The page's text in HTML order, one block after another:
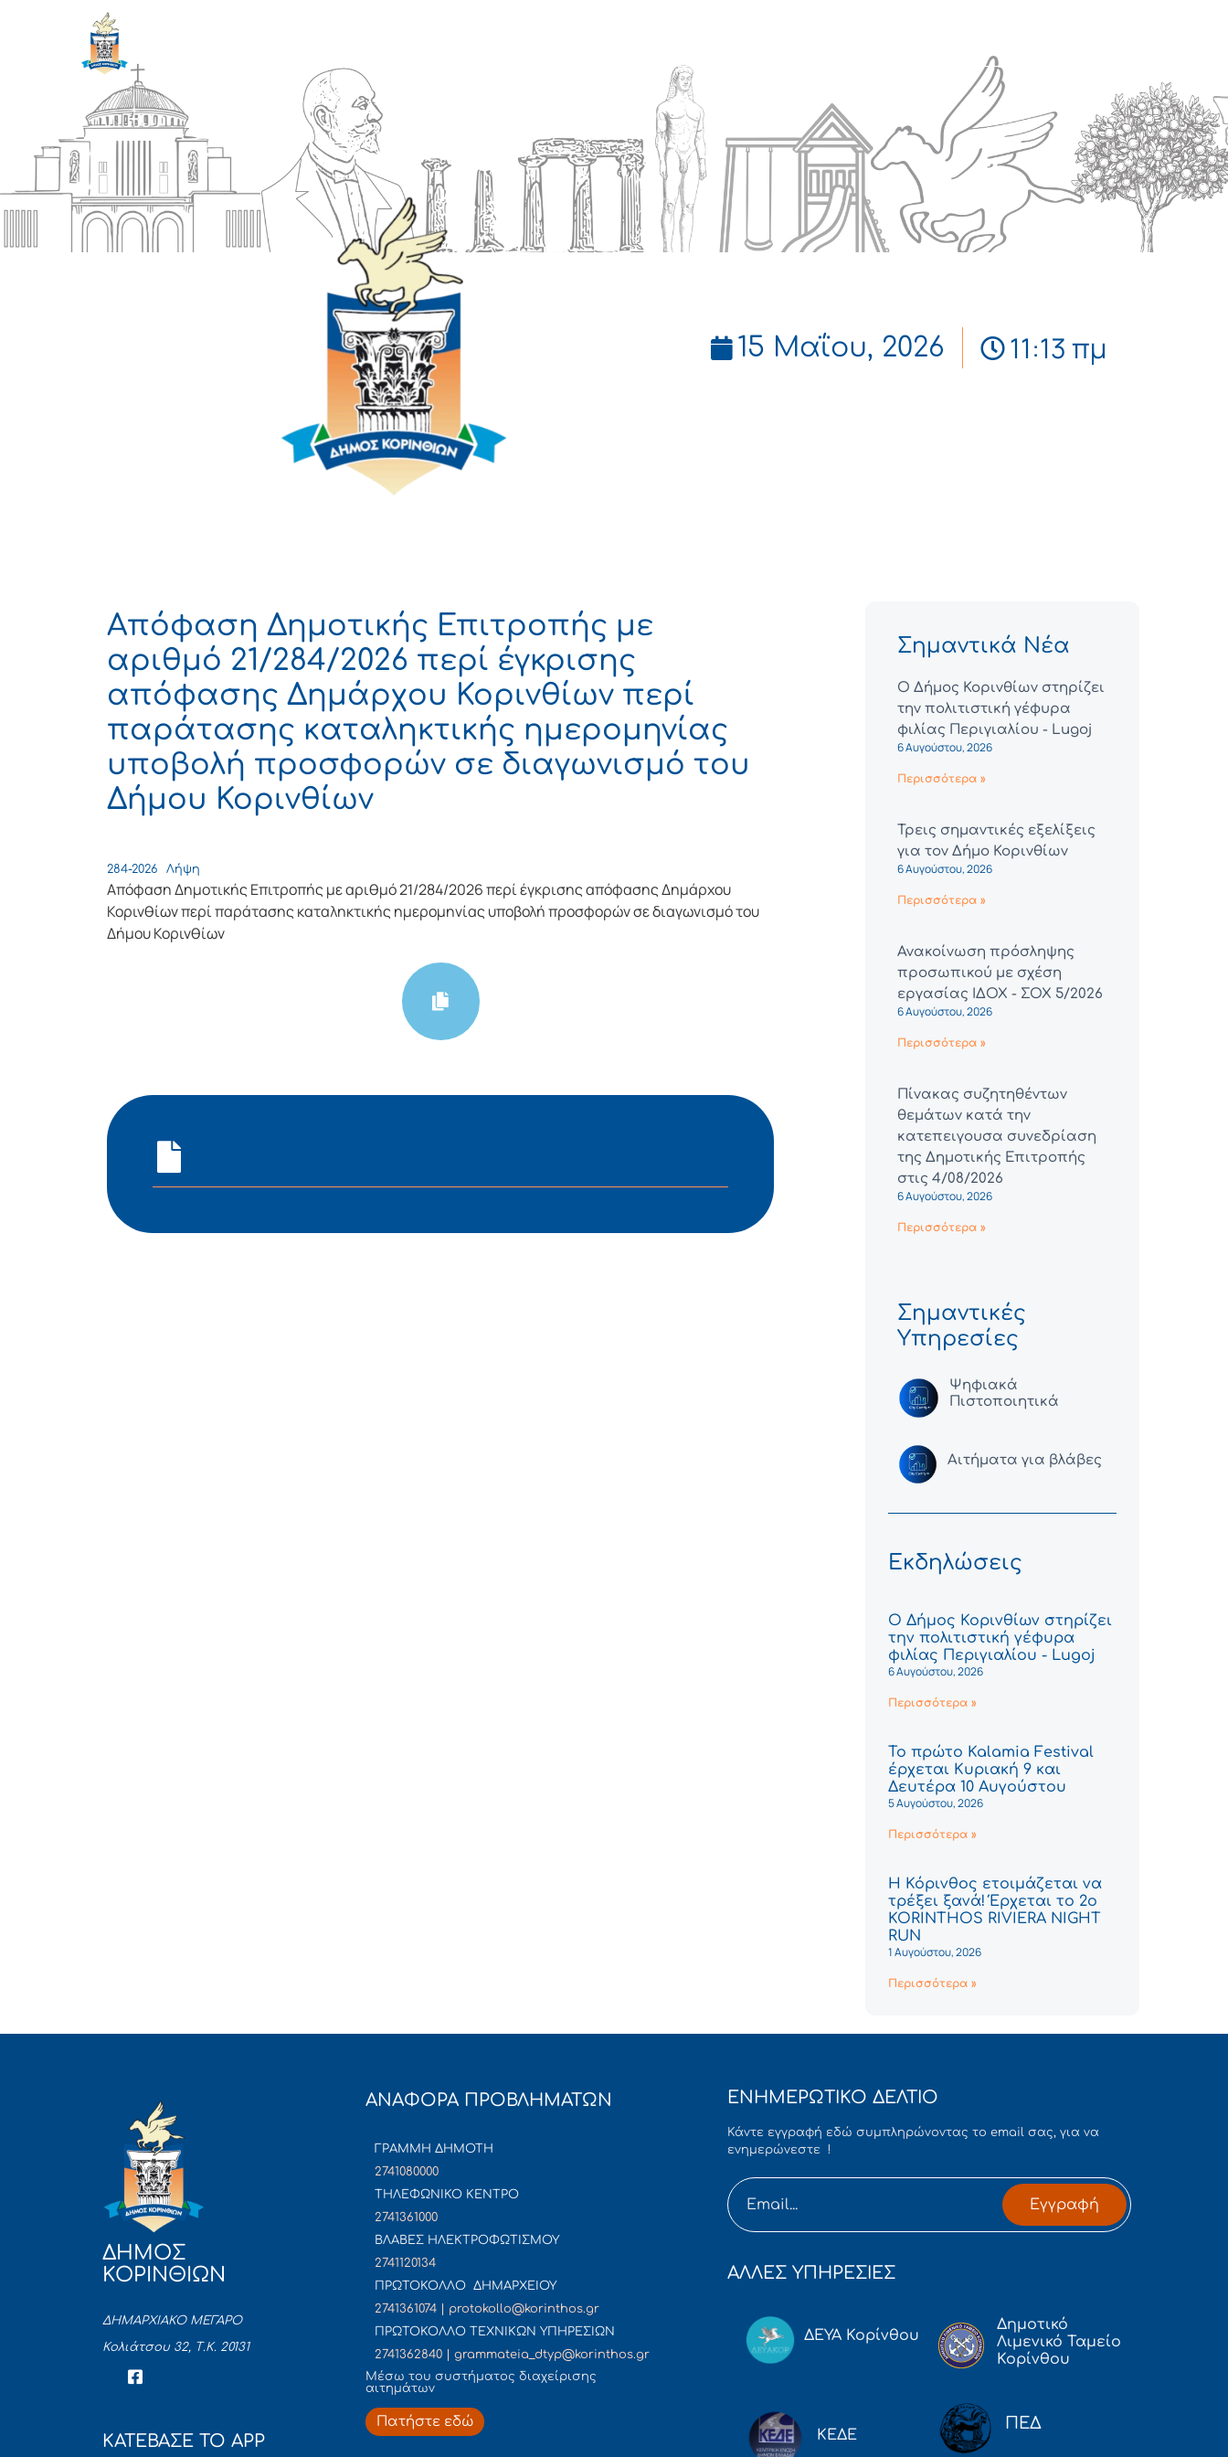
15 Μαΐου, 2026 11:13 πμ
Απόφαση Δημοτικής Επιτροπής με
αριθμό 21/284/2026 περί έγκρισης
απόφασης Δημάρχου Κορινθίων περί
παράτασης καταληκτικής ημερομηνίας
υποβολή προσφορών σε διαγωνισμό του
Δήμου Κορινθίων
284-2026 Λήψη
Απόφαση Δημοτικής Επιτροπής με αριθμό 21/284/2026 περί έγκρισης απόφασης Δημάρχου
Κορινθίων περί παράτασης καταληκτικής ημερομηνίας υποβολή προσφορών σε διαγωνισμό του
Δήμου Κορινθίων
Σημαντικά Νέα
Ο Δήμος Κορινθίων στηρίζει
την πολιτιστική γέφυρα
φιλίας Περιγιαλίου - Lugoj
6 Αυγούστου, 2026
Περισσότερα »
Τρεις σημαντικές εξελίξεις
για τον Δήμο Κορινθίων
6 Αυγούστου, 2026
Περισσότερα »
Ανακοίνωση πρόσληψης
προσωπικού με σχέση
εργασίας ΙΔΟΧ - ΣΟΧ 5/2026
6 Αυγούστου, 2026
Περισσότερα »
Πίνακας συζητηθέντων
θεμάτων κατά την
κατεπειγουσα συνεδρίαση
της Δημοτικής Επιτροπής
στις 4/08/2026
6 Αυγούστου, 2026
Περισσότερα »
Σημαντικές
Υπηρεσίες
Ψηφιακά
Πιστοποιητικά
Αιτήματα για βλάβες
Εκδηλώσεις
Ο Δήμος Κορινθίων στηρίζει
την πολιτιστική γέφυρα
φιλίας Περιγιαλίου - Lugoj
6 Αυγούστου, 2026
Περισσότερα »
Το πρώτο Kalamia Festival
έρχεται Κυριακή 9 και
Δευτέρα 10 Αυγούστου
5 Αυγούστου, 2026
Περισσότερα »
Η Κόρινθος ετοιμάζεται να
τρέξει ξανά! Έρχεται το 2ο
KORINTHOS RIVIERA NIGHT
RUN
1 Αυγούστου, 2026
Περισσότερα »
ΔΗΜΟΣ
ΚΟΡΙΝΘΙΩΝ
ΔΗΜΑΡΧΙΑΚΟ ΜΕΓΑΡΟ
Κολιάτσου 32, Τ.Κ. 20131
ΚΑΤΕΒΑΣΕ ΤΟ APP
ΑΝΑΦΟΡΑ ΠΡΟΒΛΗΜΑΤΩΝ
ΓΡΑΜΜΗ ΔΗΜΟΤΗ
2741080000
ΤΗΛΕΦΩΝΙΚΟ ΚΕΝΤΡΟ
2741361000
ΒΛΑΒΕΣ ΗΛΕΚΤΡΟΦΩΤΙΣΜΟΥ
2741120134
ΠΡΩΤΟΚΟΛΛΟ ΔΗΜΑΡΧΕΙΟΥ
2741361074 | protokollo@korinthos.gr
ΠΡΩΤΟΚΟΛΛΟ ΤΕΧΝΙΚΩΝ ΥΠΗΡΕΣΙΩΝ
2741362840 | grammateia_dtyp@korinthos.gr
Mέσω του συστήματος διαχείρισης
αιτημάτων
Πατήστε εδώ
ΕΝΗΜΕΡΩΤΙΚΟ ΔΕΛΤΙΟ
Κάντε εγγραφή εδώ συμπληρώνοντας το email σας, για να
ενημερώνεστε !
Εγγραφή
ΑΛΛΕΣ ΥΠΗΡΕΣΙΕΣ
ΔΕΥΑ Κορίνθου
Δημοτικό
Λιμενικό Ταμείο
Κορίνθου
ΚΕΔΕ
ΠΕΔ